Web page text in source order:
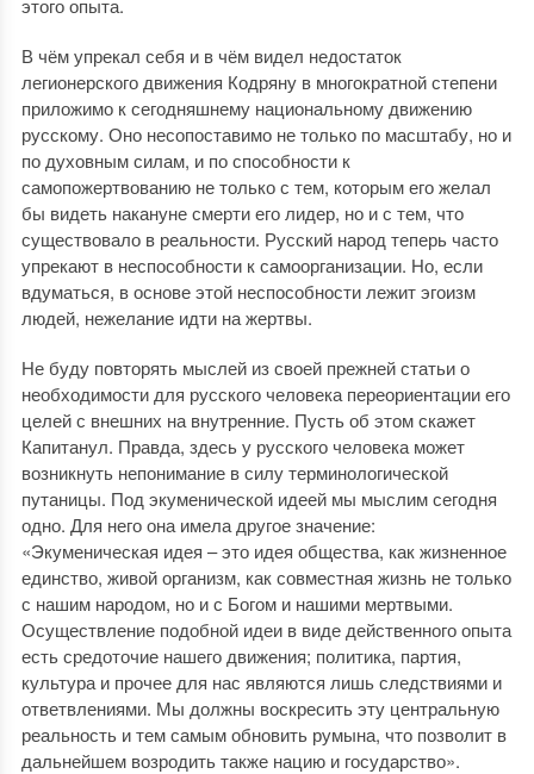
этого опыта.
В чём упрекал себя и в чём видел недостаток
легионерского движения Кодряну в многократной степени
приложимо к сегодняшнему национальному движению
русскому. Оно несопоставимо не только по масштабу, но и
по духовным силам, и по способности к
самопожертвованию не только с тем, которым его желал
бы видеть накануне смерти его лидер, но и с тем, что
существовало в реальности. Русский народ теперь часто
упрекают в неспособности к самоорганизации. Но, если
вдуматься, в основе этой неспособности лежит эгоизм
людей, нежелание идти на жертвы.
Не буду повторять мыслей из своей прежней статьи о
необходимости для русского человека переориентации его
целей с внешних на внутренние. Пусть об этом скажет
Капитанул. Правда, здесь у русского человека может
возникнуть непонимание в силу терминологической
путаницы. Под экуменической идеей мы мыслим сегодня
одно. Для него она имела другое значение:
«Экуменическая идея – это идея общества, как жизненное
единство, живой организм, как совместная жизнь не только
с нашим народом, но и с Богом и нашими мертвыми.
Осуществление подобной идеи в виде действенного опыта
есть средоточие нашего движения; политика, партия,
культура и прочее для нас являются лишь следствиями и
ответвлениями. Мы должны воскресить эту центральную
реальность и тем самым обновить румына, что позволит в
дальнейшем возродить также нацию и государство».